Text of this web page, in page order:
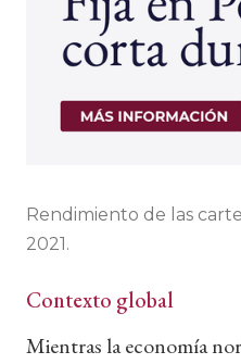
Rendimiento de las
2021.
Contexto global
Mientras la economía